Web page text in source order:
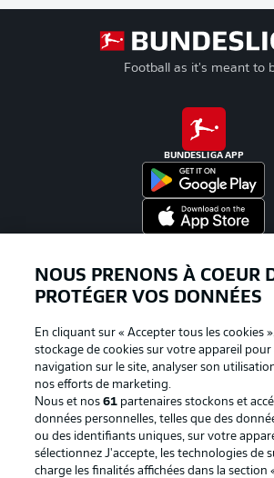
Football as it's meant to
BUNDESLIGA APP
La publicité
NOUS PRENONS À COEUR
PROTÉGER VOS DONNÉES
En cliquant sur « Accepter tous les cookies
stockage de cookies sur votre appareil pour
navigation sur le site, analyser son
nos efforts de marketing.
Nous et nos61 partenaires stockons et
données personnelles, telles que des
ou des identifiants uniques, sur votre
sélectionnez J'accepte, les technologies de
charge les finalités affichées dans la section